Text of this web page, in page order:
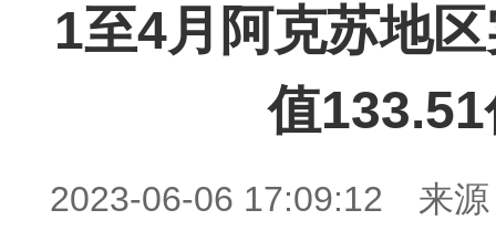
1至4月阿克苏地
值
2023-06-06 17:09:12 来源